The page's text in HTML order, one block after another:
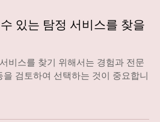
있는 탐정 서비스를 찾을
비스를 찾기 위해서는 경험과 전문
검토하여 선택하는 것이 중요합니